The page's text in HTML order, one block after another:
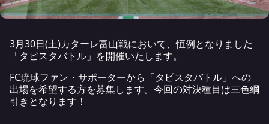
3月30日(土)カターレ富山戦において、恒例となりました
「タピスタバトル」を開催いたします。
FC琉球ファン・サポーターから「タピスタバトル」への
出場を希望する方を募集します。今回の対決種目は三色綱
引きとなります！